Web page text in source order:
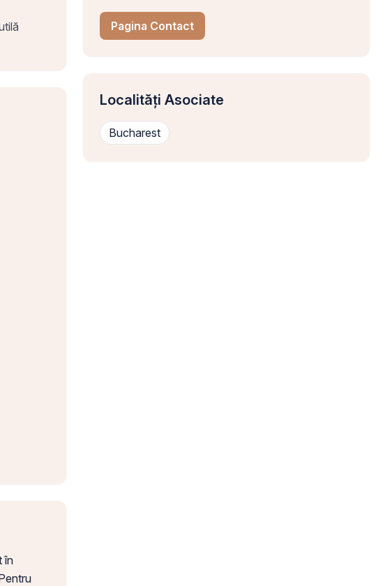
în
Pagina Contact
Localități Asociate
Bucharest